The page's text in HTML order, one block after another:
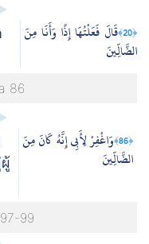
﴿20﴾
قَالَ فَعَلْتُهَا إِذًا وَأَنَا مِنَ
الضَّالِّينَ
86
﴿86﴾
وَاغْفِرْ لِأَبِي إِنَّهُ كَانَ مِنَ
الضَّالِّينَ
99